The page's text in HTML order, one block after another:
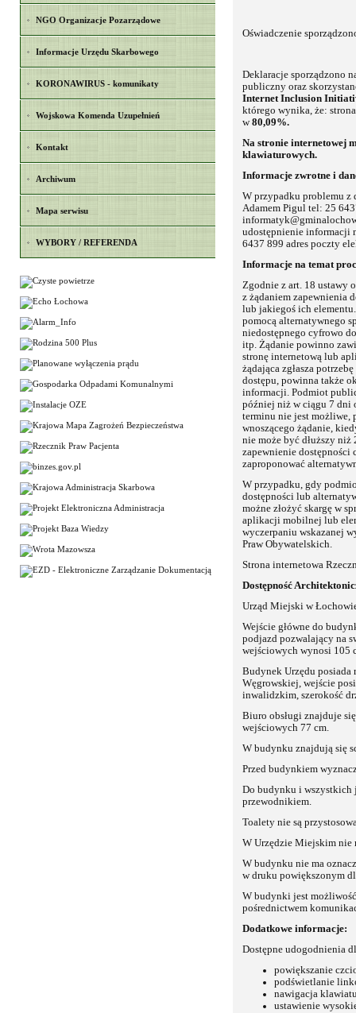
NGO Organizacje Pozarządowe
Informacje Urzędu Skarbowego
KORONAWIRUS - komunikaty
Wojskowa Komenda Uzupełnień
Kontakt
Archiwum
Mapa serwisu
WYBORY / REFERENDA
Oświadczenie
Deklaracje sporządzono
publiczny oraz
Internet Inclusion
którego wynika, że:
w80,09%.
Na stronie internetowej
klawiaturowych.
Informacje zwrotne i
W przypadku problemu z
Adamem Pigul tel: 25
udostępnienie informacji
6437 899 adres poczty
Informacje na temat
Zgodnie z art. 18 ustawy
z żądaniem zapewnienia
lub jakiegoś ich
pomocą alternatywnego
niedostępnego cyfrowo
itp. Żądanie powinno
stronę internetową lub
żądająca zgłasza
dostępu, powinna także
informacji. Podmiot
później niż w ciągu 7 dni
terminu nie jest możliwe,
wnoszącego żądanie,
nie może być dłuższy niż
zapewnienie
zaproponować
W przypadku, gdy
dostępności lub
możne złożyć skargę w
aplikacji mobilnej lub
wyczerpaniu wskazanej
Praw Obywatelskich.
Strona internetowa
Dostępność
Urząd Miejski w
Wejście główne do
podjazd pozwalający na
wejściowych wynosi 105
Budynek Urzędu
Węgrowskiej, wejście
inwalidzkim, szerokość
Biuro obsługi znajduje
wejściowych 77 cm.
W budynku znajdują się
Przed budynkiem
Do budynku i wszystkich
przewodnikiem.
Toalety nie są
W Urzędzie Miejskim
W budynku nie ma
w druku powiększonym
W budynki jest
pośrednictwem
Dodatkowe informacje:
Dostępne udogodnienia
powiększanie
podświetlanie
nawigacja
ustawienie